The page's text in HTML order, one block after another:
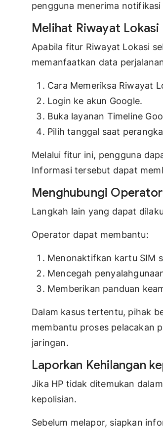
pengguna menerima
Melihat Riwayat
Apabila fitur Riwayat Lokasi
memanfaatkan data
Cara Memeriksa Riwayat
Login ke akun Google.
Buka layanan Timeline
Pilih tanggal saat
Melalui fitur ini, pengguna
Informasi tersebut dapat
Menghubungi
Langkah lain yang dapat
Operator dapat membantu:
Menonaktifkan kartu SIM
Mencegah
Memberikan panduan
Dalam kasus tertentu, pihak
membantu proses pelacakan
jaringan.
Laporkan Kehilangan
Jika HP tidak ditemukan
kepolisian.
Sebelum melapor, siapkan